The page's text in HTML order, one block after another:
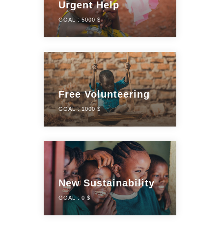
Urgent Help
GOAL :5000 $
Free Volunteering
GOAL :1000 $
New Sustainability
GOAL : 0 $